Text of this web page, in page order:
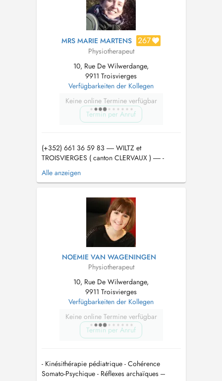
MRS MARIE MARTENS 267
Physiotherapeut
10, Rue De Wilwerdange,
9911 Troisvierges
Verfügbarkeiten der Kollegen
Keine online Termine verfügbar
Termin per Anruf
(+352) 661 36 59 83 ----- WILTZ et
TROISVIERGES ( canton CLERVAUX ) ----- -
Rééducation du PLANCHER PELVIEN ( périnée
/ Beckenboden ) - kiné générale - DRAINAGE
rééducation plancher pelvien : - Femme
Alle anzeigen
NOEMIE VAN WAGENINGEN
Physiotherapeut
10, Rue De Wilwerdange,
9911 Troisvierges
Verfügbarkeiten der Kollegen
Keine online Termine verfügbar
Termin per Anruf
- Kinésithérapie pédiatrique - Cohérence
Somato-Psychique - Réflexes archaïques ---